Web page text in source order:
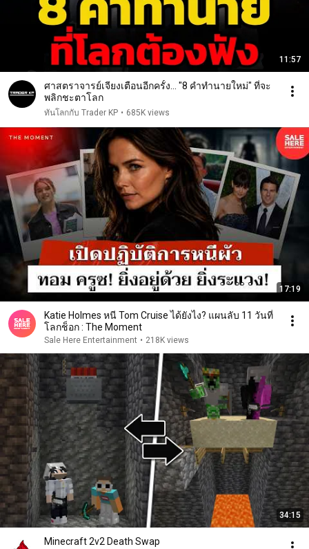
11:57
ศาสตราจารย์เจียงเตือนอีกครั้ง... "8 คำทำนายใหม่" ที่จะ
พลิกชะตาโลก
ทันโลกกับ Trader KP • 685K views
17:19
Katie Holmes หนี Tom Cruise ได้ยังไง? แผนลับ 11 วันที่
โลกช็อก : The Moment
Sale Here Entertainment • 218K views
34:15
Minecraft 2v2 Death Swap